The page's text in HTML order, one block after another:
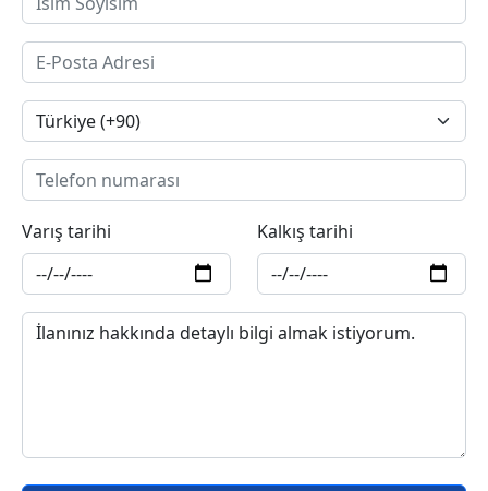
Varış tarihi Kalkış tarihi